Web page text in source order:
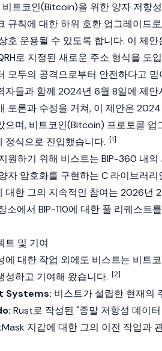
비트코인(Bitcoin)을 위한 양자 저항
규칙에 대한 하위 호환 업그레이드
호 운용될 수 있도록 합니다. 이 제
로 지정된 새로운 주소 형식을 도
모두의 공격으로부터 안전하다고
자들과 함께 2024년 6월 8일에 제
토론과 수정을 거쳐, 이 제안은
으며, 비트코인(Bitcoin) 프로토콜 업
정식으로 진입했습니다. [1]
원하기 위해 비스트는 BIP-360 내의
자 암호화를 구현하는 C 라이브러리
대한 그의 지속적인 참여는 2026년
소에서 BIP-110에 대한 풀 리퀘스트
트 및 기여
에 대한 작업 외에도 비스트는 비트
성하고 기여해 왔습니다. [2]
Systems: 비스트가 설립한 현재의
Rust로 작성된 "종말 저항성 데이
지갑에 대한 그의 이전 작업과